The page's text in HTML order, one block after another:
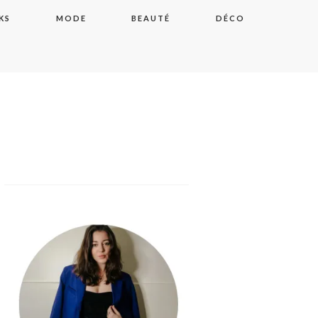
MODE BEAUTÉ DÉCO